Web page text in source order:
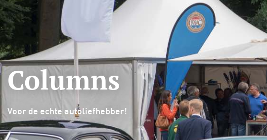
De Club Verzekering & pechhulp Lidmaatschap
Columns
Voor de echte autoliefhebber!